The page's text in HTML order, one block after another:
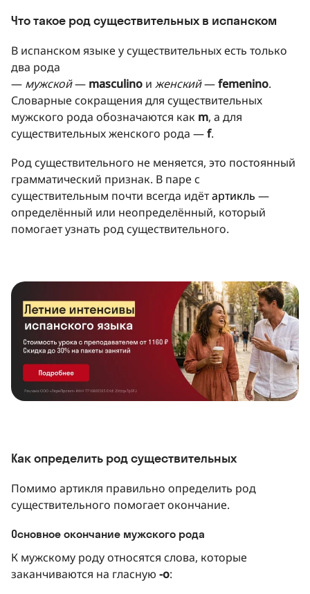
Что такое род существительных в испанском
В испанском языке у существительных есть только
два рода
— мужской— masculino и женский—femenino.
Словарные сокращения для существительных
мужского рода обозначаются как m, а для
существительных женского рода —f.
Род существительного не меняется, это постоянный
грамматический признак. В паре с
существительным почти всегда идётартикль —
определённый или неопределённый, который
помогает узнать род существительного.
Как определить род существительных
Помимо артикля правильно определить род
существительного помогает окончание.
Основное окончание мужского рода
К мужскому роду относятся слова, которые
заканчиваются на гласную -o: